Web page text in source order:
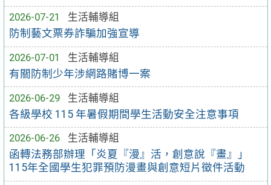
2026-07-21
生活輔導組
防制藝文票券詐騙加強宣導
2026-07-01
生活輔導組
有關防制少年涉網路賭博一案
2026-06-29
生活輔導組
各級學校 115 年暑假期間學生活動安全注意事項
2026-06-26
生活輔導組
函轉法務部辦理「炎夏『漫』活，創意說『畫』」
115年全國學生犯罪預防漫畫與創意短片徵件活動